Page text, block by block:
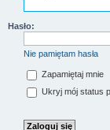
Hasło:
Nie pamiętam hasła
Zapamiętaj mnie
Ukryj mój status